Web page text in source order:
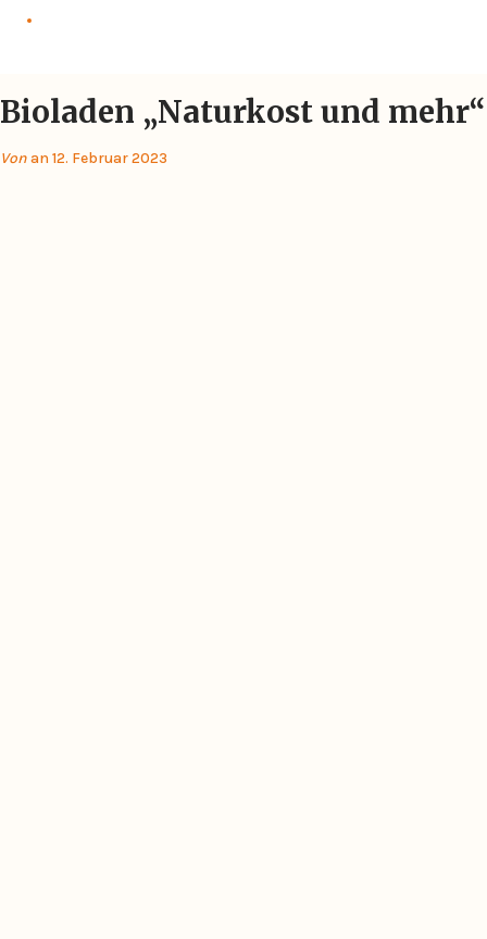
Bioladen „Naturkost und mehr“
Vonan 12. Februar 2023